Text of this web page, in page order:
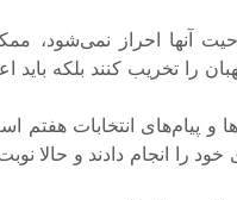
آنها احراز نمی‌شود،
را تخریب کنند بلکه باید
و پیام‌های انتخابات هفتم
را انجام دادند و حالا